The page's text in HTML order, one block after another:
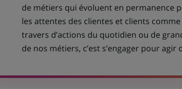
de métiers qui évoluent en permanence
les attentes des clientes et clients comme
travers d’actions du quotidien ou de
de nos métiers, c’est s’engager pour agir